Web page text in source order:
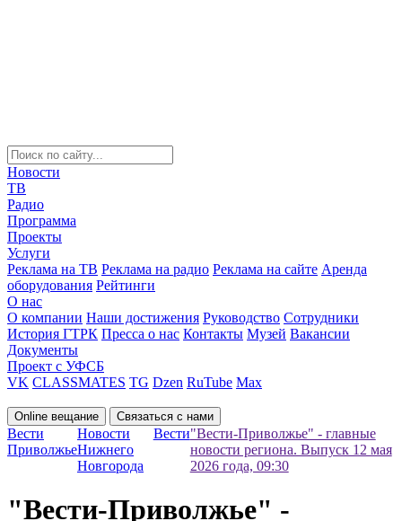
Новости
ТВ
Радио
Программа
Проекты
Услуги
Реклама на ТВ Реклама на радио Реклама на сайте Аренда
оборудования Рейтинги
О нас
О компании Наши достижения Руководство Сотрудники
История ГТРК Пресса о нас Контакты Музей Вакансии
Документы
Проект с УФСБ
VK CLASSMATES TG Dzen RuTube Max
Online вещание Связаться с нами
Вести
Приволжье
Новости
Нижнего
Новгорода
Вести"Вести-Приволжье" - главные
новости региона. Выпуск 12 мая
2026 года, 09:30
"Вести-Приволжье" -